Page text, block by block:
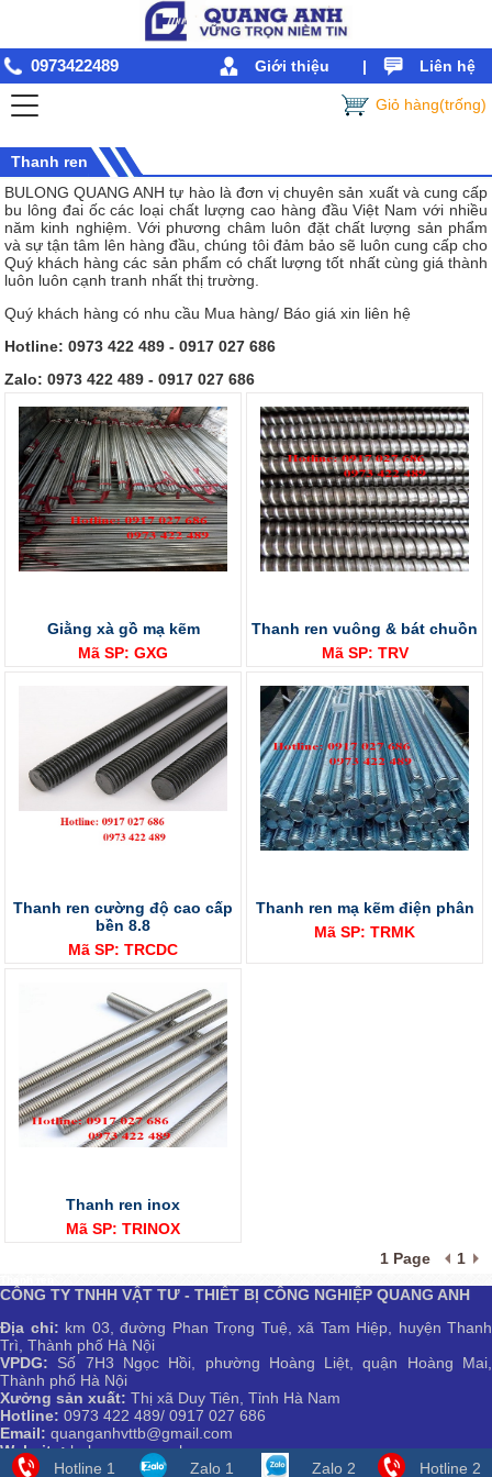
0973422489 Giới thiệu | Liên hệ
Giỏ hàng(trống)
Thanh ren
BULONG QUANG ANH tự hào là đơn vị chuyên sản xuất và cung cấp
bu lông đai ốc các loại chất lượng cao hàng đầu Việt Nam với nhiều
năm kinh nghiệm. Với phương châm luôn đặt chất lượng sản phẩm
và sự tận tâm lên hàng đầu, chúng tôi đảm bảo sẽ luôn cung cấp cho
Quý khách hàng các sản phẩm có chất lượng tốt nhất cùng giá thành
luôn luôn cạnh tranh nhất thị trường.
Quý khách hàng có nhu cầu Mua hàng/ Báo giá xin liên hệ
Hotline: 0973 422 489 - 0917 027 686
Zalo: 0973 422 489 - 0917 027 686
Giằng xà gồ mạ kẽm
Mã SP: GXG
Thanh ren vuông & bát chuồn
Mã SP: TRV
Thanh ren cường độ cao cấp
bền 8.8
Mã SP: TRCDC
Thanh ren mạ kẽm điện phân
Mã SP: TRMK
Thanh ren inox
Mã SP: TRINOX
1 Page
1
CÔNG TY TNHH VẬT TƯ - THIẾT BỊ CÔNG NGHIỆP QUANG ANH
Địa chỉ: km 03, đường Phan Trọng Tuệ, xã Tam Hiệp, huyện Thanh
Trì, Thành phố Hà Nội
VPDG: Số 7H3 Ngọc Hồi, phường Hoàng Liệt, quận Hoàng Mai,
Thành phố Hà Nội
Xưởng sản xuất: Thị xã Duy Tiên, Tỉnh Hà Nam
Hotline: 0973 422 489/ 0917 027 686
Email: quanganhvttb@gmail.com
Website:bulongquanganh.com
© Copyright 2009 - 2026 All rights reserved.
Hotline 1 Zalo 1 Zalo 2 Hotline 2